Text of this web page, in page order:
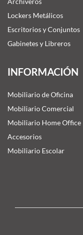
Lockers Metálicos
Escritorios y Conjuntos
Gabinetes y Libreros
INFORMACIÓN
Mobiliario de Oficina
Mobiliario Comercial
Mobiliario Home Office
Accesorios
Mobiliario Escolar